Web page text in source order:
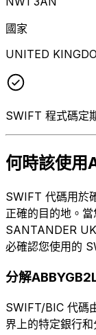
國家
UNITED
SWIFT 程式碼定
何時該使用
SWIFT 代碼用於
正確的目的地。
SANTANDER
必確認您使用的
分解
SWIFT/BIC 代碼
界上的特定銀行和